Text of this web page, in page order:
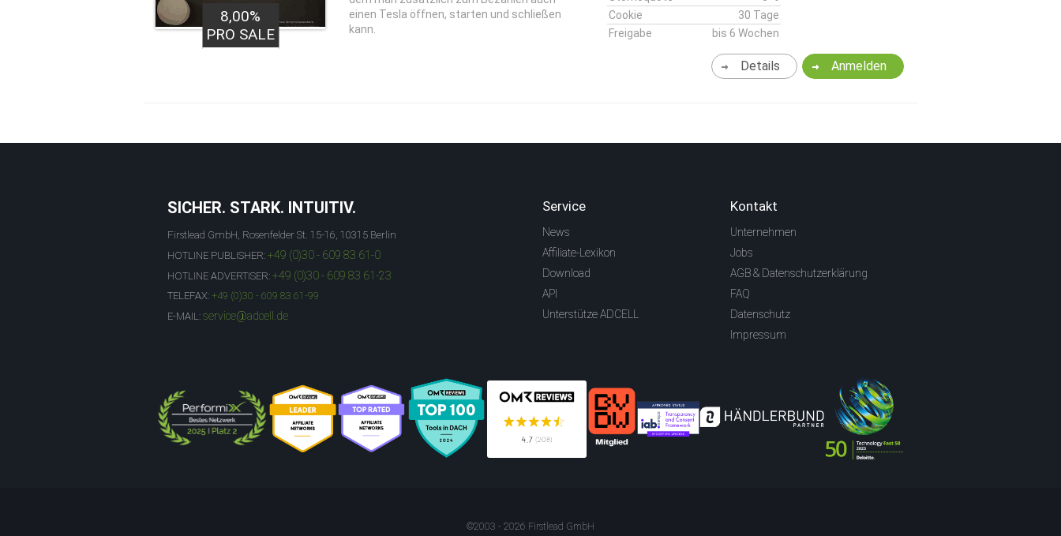
8,00%
PRO SALE
einen Tesla öffnen, starten und schließen
kann.
Cookie
30 Tage
Freigabe
bis 6 Wochen
Anmelden
Details
SICHER. STARK. INTUITIV.
Firstlead GmbH, Rosenfelder St. 15-16, 10315 Berlin
HOTLINE PUBLISHER: +49 (0)30 - 609 83 61-0
HOTLINE ADVERTISER: +49 (0)30 - 609 83 61-23
TELEFAX: +49 (0)30 - 609 83 61-99
E-MAIL: service@adcell.de
Service
News
Affiliate-Lexikon
Download
API
Unterstütze ADCELL
Kontakt
Unternehmen
Jobs
AGB & Datenschutzerklärung
FAQ
Datenschutz
Impressum
©2003 - 2026 Firstlead GmbH